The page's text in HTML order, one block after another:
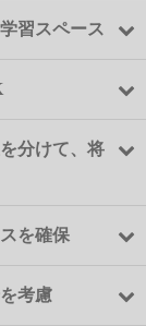
習スペース
分けて、将
を確保
考慮